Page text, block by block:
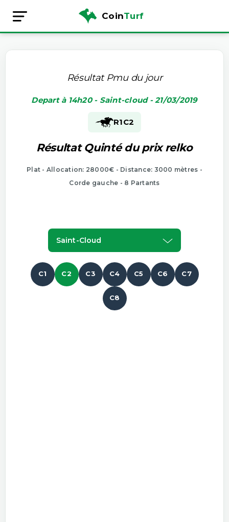
CoinTurf
Résultat Pmu du jour
Depart à 14h20 - Saint-cloud - 21/03/2019
R1C2
Résultat Quinté du prix relko
Plat - Allocation: 28000€ - Distance: 3000 mètres -
Corde gauche - 8 Partants
Saint-Cloud
C1 C2 C3 C4 C5 C6 C7
C8